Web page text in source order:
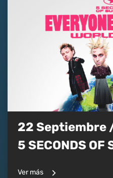
22 Septiembre
5 SECONDS OF
Ver más